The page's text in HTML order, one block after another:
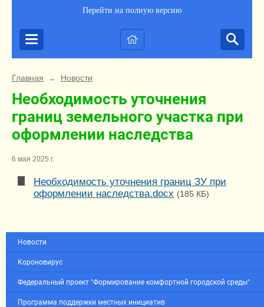
Перейти на полную версию
Главная → Новости
Необходимость уточнения
границ земельного участка при
оформлении наследства
6 мая 2025 г.
Необходимость уточнения границ ЗУ при
оформлении наследства.docx (185 КБ)
Новости
Короновирус
Федеральный проект "Формирование комфортной городской среды"
Программа поддержки местных инициатив